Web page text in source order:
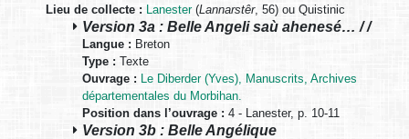
Lieu de collecte :
Lanester(Lannarstêr, 56) ou Quistinic
Version 3a : Belle Angeli saù ahenesé… / /
Langue : Breton
Type : Texte
Ouvrage :
Le Diberder (Yves), Manuscrits, Archives
départementales du Morbihan.
Position dans l’ouvrage : 4 - Lanester, p. 10-11
Version 3b : Belle Angélique